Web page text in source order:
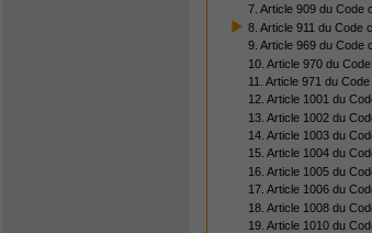
7. Article 909 du Code
8. Article 911 du Code
9. Article 969 du Code
10. Article 970 du
11. Article 971 du
12. Article 1001 du
13. Article 1002 du
14. Article 1003 du
15. Article 1004 du
16. Article 1005 du
17. Article 1006 du
18. Article 1008 du
19. Article 1010 du